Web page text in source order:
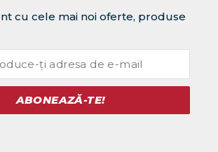
cu cele mai noi oferte, produse
ABONEAZĂ-TE!